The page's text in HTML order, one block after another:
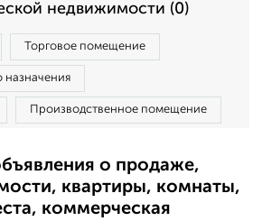
недвижимости (0)
Торговое помещение
Производственное помещение
о продаже,
квартиры, комнаты,
коммерческая